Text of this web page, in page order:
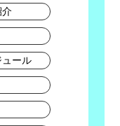
介
ール